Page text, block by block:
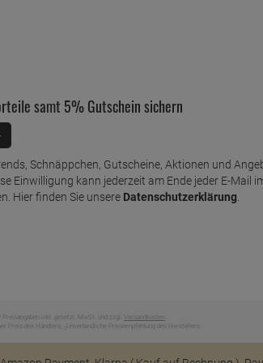
samt 5% Gutschein sichern
Schnäppchen, Gutscheine, Aktionen und
Einwilligung kann jederzeit am Ende jeder E-Mail
Hier finden Sie unsere Datenschutzerklärung.
* Preisangaben inkl. gesetzl. MwSt. und zzgl. Versandkosten
Preis des Händlers, Unverbindliche Preisempfehlung des Herstellers